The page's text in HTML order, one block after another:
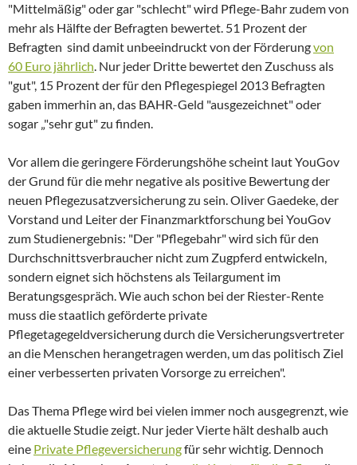
"Mittelmäßig" oder gar "schlecht" wird Pflege-Bahr zudem von
mehr als Hälfte der Befragten bewertet. 51 Prozent der
Befragten sind damit unbeeindruckt von der Förderungvon
60 Euro jährlich. Nur jeder Dritte bewertet den Zuschuss als
"gut", 15 Prozent der für den Pflegespiegel 2013 Befragten
gaben immerhin an, das BAHR-Geld "ausgezeichnet" oder
sogar „"sehr gut" zu finden.
Vor allem die geringere Förderungshöhe scheint laut YouGov
der Grund für die mehr negative als positive Bewertung der
neuen Pflegezusatzversicherung zu sein. Oliver Gaedeke, der
Vorstand und Leiter der Finanzmarktforschung bei YouGov
zum Studienergebnis: "Der "Pflegebahr" wird sich für den
Durchschnittsverbraucher nicht zum Zugpferd entwickeln,
sondern eignet sich höchstens als Teilargument im
Beratungsgespräch. Wie auch schon bei der Riester-Rente
muss die staatlich geförderte private
Pflegetagegeldversicherung durch die Versicherungsvertreter
an die Menschen herangetragen werden, um das politisch Ziel
einer verbesserten privaten Vorsorge zu erreichen".
Das Thema Pflege wird bei vielen immer noch ausgegrenzt, wie
die aktuelle Studie zeigt. Nur jeder Vierte hält deshalb auch
eine Private Pflegeversicherungfür sehr wichtig. Dennoch